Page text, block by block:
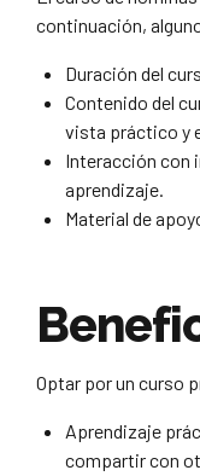
continuación,
Duración del
Contenido del
vista práctico y
Interacción con
aprendizaje.
Material de
Optar por un curso
Aprendizaje
compartir con